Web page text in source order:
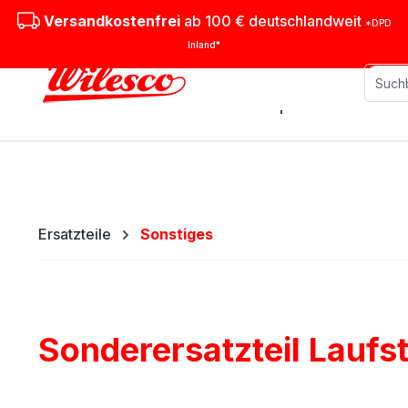
Hauptinhalt springen
Zur Suche springen
Zur Hauptnavigation springen
Versandkostenfreiab 100 € deutschlandweit *DPD
Inland*
Stationäre Dampfmaschinen
Ersatzteile Sonstiges
Sonderersatzteil